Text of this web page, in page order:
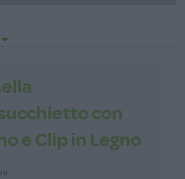
con
e Clip in Legno